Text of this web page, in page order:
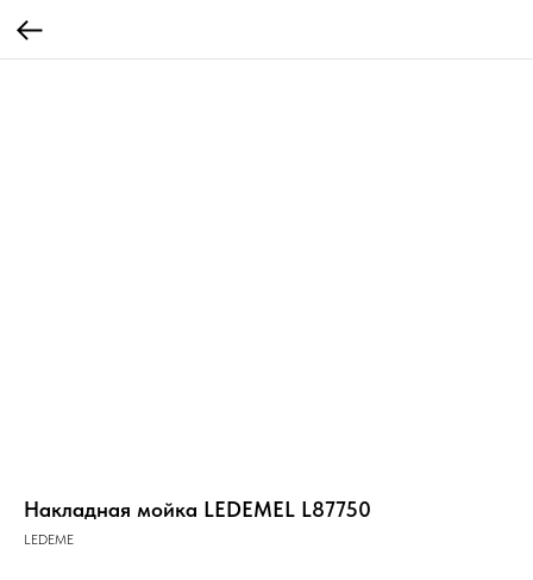
Накладная мойка LEDEMEL L87750
LEDEME